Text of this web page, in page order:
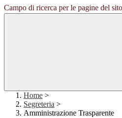
Campo di ricerca per le pagine del sito
Home >
Segreteria >
Amministrazione Trasparente